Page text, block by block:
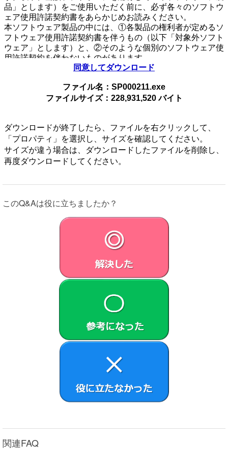
品」とします）をご使用いただく前に、必ず各々のソフトウ
ェア使用許諾契約書をあらかじめお読みください。
本ソフトウェア製品の中には、①各製品の権利者が定めるソ
フトウェア使用許諾契約書を伴うもの（以下「対象外ソフト
ウェア」とします）と、②そのような個別のソフトウェア使
用許諾契約を伴わないものがあります。
個別のソフトウェア使用許諾契約書を伴わない各々のソフト
フトウェア、媒体、マニュアルなどの関連書類および電子文
書を含みます）に関しては、
フトウェア使用許諾契約書にご同意いただいたものとしま
す。
本契約は、お客さま（以下「お客さま」とします）とVAIO
ウェアの使用権の許諾に関する条件を定めるものです。
第1条 （総則）
権利およびこれに隣接する権利に関する諸条約その他知的財
産権に関する法令によって保護されています。許諾ソフトウ
ェアは、本契約の条件に従いVAIOからお客さまに対して使
産権はお客さまに移転いたしません。
第2条 （使用権）
VAIOは、許諾ソフトウェアの非独占的な使用権をお客
本契約によって生ずる許諾ソフトウェアの使用権とは、
本製品においてのみ、お客さまが許諾ソフトウェア1部
を使用する権利をいいます。
本契約に別途の定めのある場合を除き、お客さまは、許
諾ソフトウェアの全部または一部を複製、複写したり、
これに対する修正、追加等の改変をすることができませ
ん。本製品に同梱されているシステムリカバリーメディ
ア、アプリケーションリカバリーメディアまたは、お客
てリカバリーメディアとします）は、本製品に同梱され
お客さまがインストールした、または本製品にプリイン
ストールされていた許諾ソフトウェアが何らかの理由で
同意してダウンロード
ファイル名：SP000211.exe
ファイルサイズ：228,931,520 バイト
ダウンロードが終了したら、ファイルを右クリックして、
「プロパティ」を選択し、サイズを確認してください。
サイズが違う場合は、ダウンロードしたファイルを削除し、
再度ダウンロードしてください。
このQ&Aは役に立ちましたか？
関連FAQ